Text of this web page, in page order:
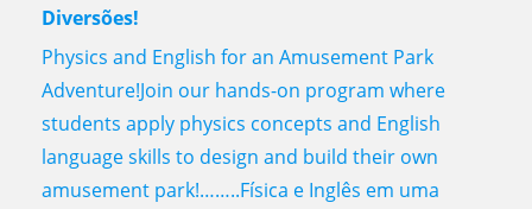
Diversões!
Physics and English for an Amusement Park
Adventure!Join our hands-on program where
students apply physics concepts and English
language skills to design and build their own
amusement park!……..Física e Inglês em uma